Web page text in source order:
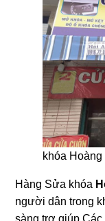
khóa Hoàng
Hàng Sửa khóa
người dân trong